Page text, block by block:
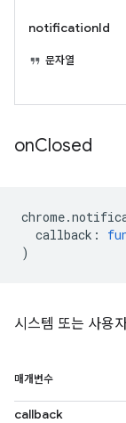
notificationId
문자열
onClosed
chrome.
callback :
)
시스템 또는 사용
매개변수
callback